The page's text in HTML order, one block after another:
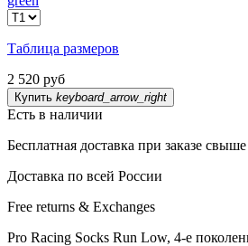
Таблица размеров
2 520 руб
Купить keyboard_arrow_right
Есть в наличии
Бесплатная доставка при заказе
Доставка по всей России
Free returns & Exchanges
Pro Racing Socks Run Low, 4‑е